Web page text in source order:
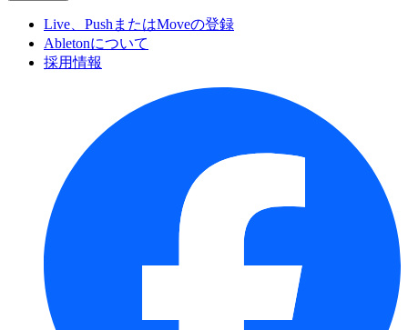
Live、PushまたはMoveの登録
Abletonについて
採用情報